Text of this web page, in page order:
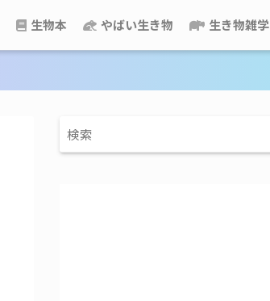
生物本 やばい生き物 生き物雑学